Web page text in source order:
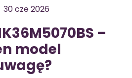
30 cze 2026
–
model